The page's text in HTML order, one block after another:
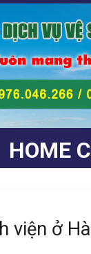
HOME
viện ở